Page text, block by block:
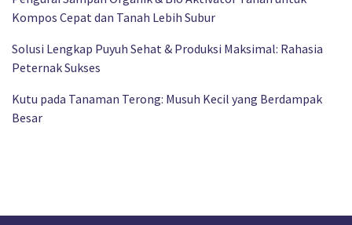
Kompos Cepat dan Tanah Lebih Subur
Solusi Lengkap Puyuh Sehat & Produksi Maksimal: Rahasia
Peternak Sukses
Kutu pada Tanaman Terong: Musuh Kecil yang Berdampak
Besar